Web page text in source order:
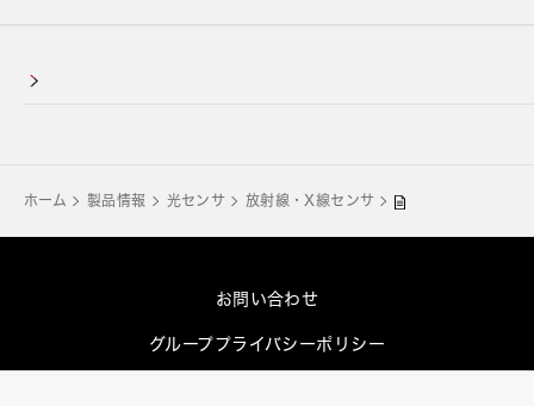
ホーム 製品情報 光センサ 放射線・X線センサ
お問い合わせ
グループプライバシーポリシー